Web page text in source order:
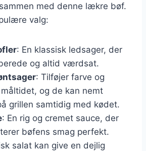
med denne lækre bøf.
valg:
: En klassisk ledsager, der
og altid værdsat.
: Tilføjer farve og
og de kan nemt
grillen samtidig med kødet.
: En rig og cremet sauce, der
bøfens smag perfekt.
salat kan give en dejlig